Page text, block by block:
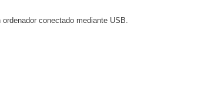
conectado mediante USB.